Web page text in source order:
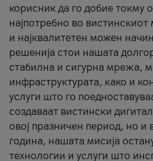
корисник да го добие токму
најпотребно во вистинскиот
и најквалитетен можен
решенија стои нашата
стабилна и сигурна мрежа,
инфраструктурата, како и
услуги што го
создаваат вистински
овој празничен период, но и
година, нашата мисија
технологии и услуги што